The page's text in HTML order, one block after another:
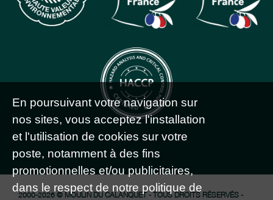
2000-2026 © MOULIN DU CALANQUET - TOUS DROITS RÉSERVÉS -
En poursuivant votre navigation sur
nos sites, vous acceptez l'installation
et l'utilisation de cookies sur votre
poste, notamment à des fins
promotionnelles et/ou publicitaires,
dans le respect de notre politique de